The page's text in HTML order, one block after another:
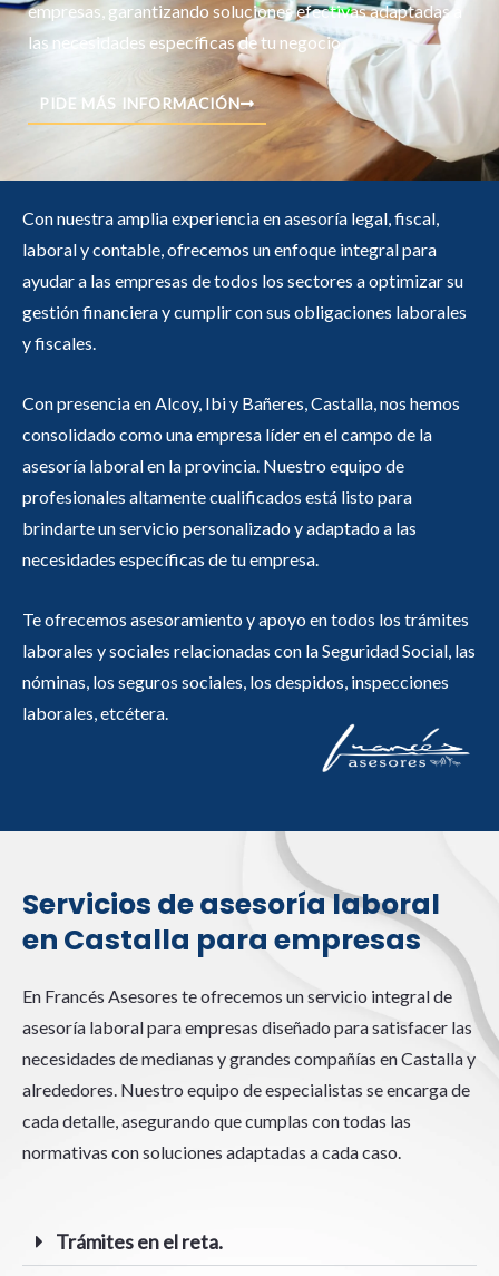
empresas , garantizando soluciones efectivas adaptadas a
las necesidades específicasde tu negocio.
PIDE MÁS INFORMACIÓN
Con nuestra amplia experiencia en asesoría legal, fiscal,
laboral y contable, ofrecemos un enfoque integral para
ayudar a las empresas de todos los sectores a optimizar su
gestión financiera y cumplir con sus obligaciones laborales
y fiscales.
Con presencia en Alcoy, Ibi y Bañeres, Castalla, nos hemos
consolidado como una empresa líder en el campo de la
asesoría laboral en la provincia. Nuestro equipo de
profesionales altamente cualificados está listo para
brindarte un servicio personalizado y adaptado a las
necesidades específicas de tu empresa.
Te ofrecemos asesoramiento y apoyo en todos los trámites
laborales y sociales relacionadas con la Seguridad Social, las
nóminas, los seguros sociales, los despidos, inspecciones
laborales, etcétera.
Servicios de asesoría laboral
en Castalla para empresas
En Francés Asesores te ofrecemos un servicio integral de
asesoría laboralpara empresas diseñado para satisfacer las
necesidades demedianas y grandes compañías en Castallay
alrededores . Nuestro equipo de especialistas se encarga de
cada detalle, asegurando que cumplas con todas las
normativas consoluciones adaptadas a cada caso
Trámites en el reta.